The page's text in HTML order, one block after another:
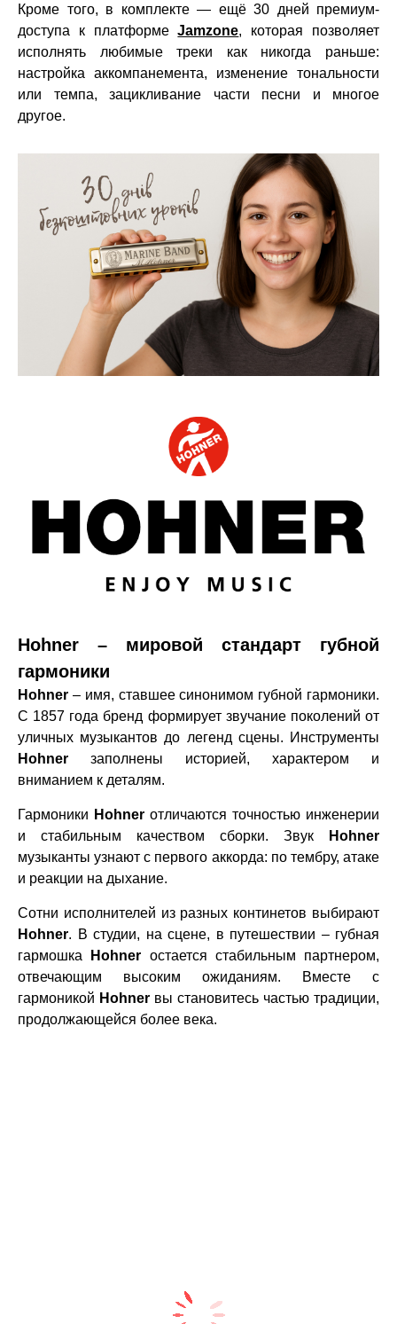
Кроме того, в комплекте — ещё 30 дней премиум-
доступа к платформеJamzone, которая позволяет
исполнять любимые треки как никогда раньше:
настройка аккомпанемента, изменение тональности
или темпа, зацикливание части песни и многое
другое.
Hohner – мировой стандарт губной
гармоники
Hohner – имя, ставшее синонимом губной гармоники.
С 1857 года бренд формирует звучание поколений от
уличных музыкантов до легенд сцены. Инструменты
Hohner заполнены историей, характером и
вниманием к деталям.
Гармоники Hohner отличаются точностью инженерии
и стабильным качеством сборки. Звук
Hohner
музыканты узнают с первого аккорда: по тембру, атаке
и реакции на дыхание.
Сотни исполнителей из разных континетов выбирают
Hohner. В студии, на сцене, в путешествии – губная
гармошка
Hohner остается стабильным партнером,
отвечающим высоким ожиданиям. Вместе с
гармоникой Hohner вы становитесь частью традиции,
продолжающейся более века.